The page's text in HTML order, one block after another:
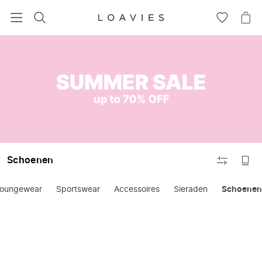
ZOEKEN
GA
NAAR
JE
JE
Schoenen
FILTEREN
Sportswear Accessoires Sieraden Schoenen